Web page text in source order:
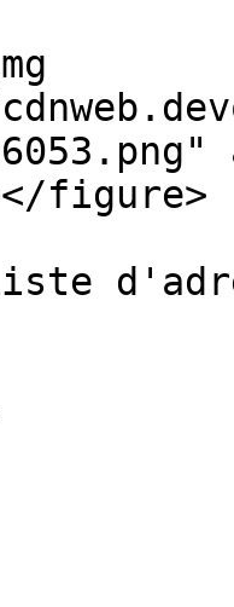
figure>